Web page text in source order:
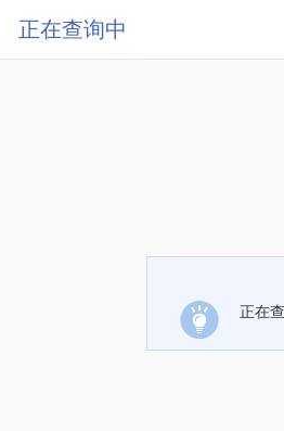
正在查询中
正在